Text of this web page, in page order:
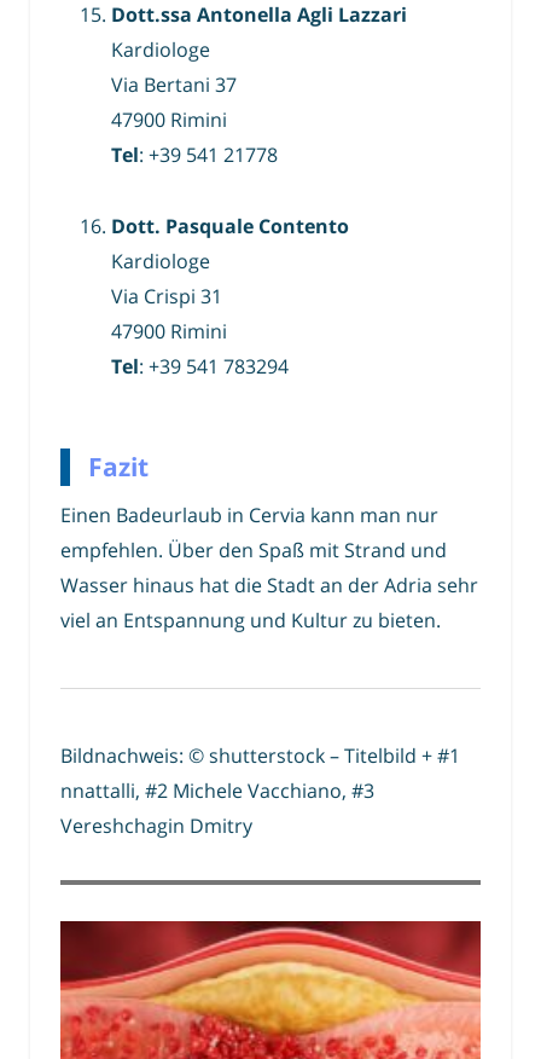
Dott.ssa Antonella Agli Lazzari
Kardiologe
Via Bertani 37
47900 Rimini
Tel: +39 541 21778
Dott. Pasquale Contento
Kardiologe
Via Crispi 31
47900 Rimini
Tel: +39 541 783294
Fazit
Einen Badeurlaub in Cervia kann man nur
empfehlen. Über den Spaß mit Strand und
Wasser hinaus hat die Stadt an der Adria sehr
viel an Entspannung und Kultur zu bieten.
Bildnachweis: © shutterstock – Titelbild + #1
nnattalli, #2 Michele Vacchiano, #3
Vereshchagin Dmitry